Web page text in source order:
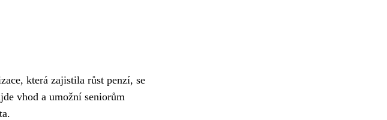
která zajistila růst penzí, se
vhod a umožní seniorům